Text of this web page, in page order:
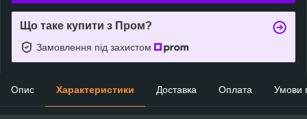
Що таке купити з Пром?
Замовлення під захистом
Опис Характеристики Доставка Оплата Умови